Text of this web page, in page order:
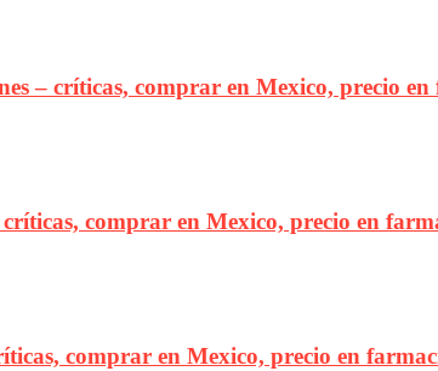
– críticas, comprar en Mexico, precio en
comprar en Mexico, precio en
comprar en Mexico, precio en